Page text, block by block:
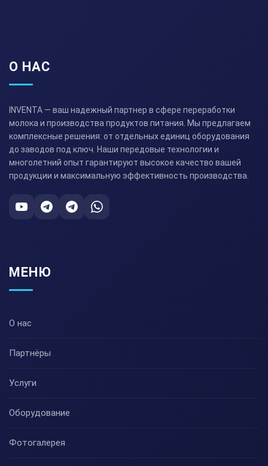
О НАС
INVENTA — ваш надежный партнер в сфере переработки
молока и производства продуктов питания. Мы предлагаем
комплексные решения: от отдельных единиц оборудования
до заводов под ключ. Наши передовые технологии и
многолетний опыт гарантируют высокое качество вашей
продукции и максимальную эффективность производства.
МЕНЮ
О нас
Партнёры
Услуги
Оборудование
Фотогалерея